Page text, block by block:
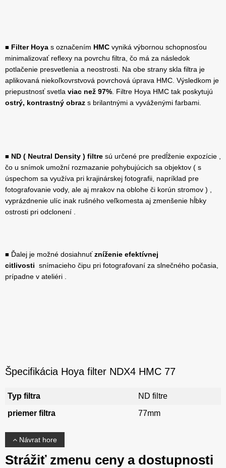
■ Filter Hoya s označením HMC vyniká výbornou schopnosťou
minimalizovať reflexy na povrchu filtra, čo má za následok
potlačenie presvetlenia a neostrosti. Na obe strany skla filtra je
aplikovaná niekoľkovrstvová povrchová úprava HMC. Výsledkom je
priepustnosť svetla viac než 97% . Filtre Hoya HMC tak poskytujú
ostrý, kontrastný obraz s brilantnými a vyváženými farbami.
■ ND ( Neutral Density ) filtre sú určené pre predĺženie expozície ,
čo u snímok umožní rozmazanie pohybujúcich sa objektov ( s
úspechom sa využíva pri krajinárskej fotografii, napríklad pre
fotografovanie vody, ale aj mrakov na oblohe či korún stromov ) ,
vyprázdnenie ulíc inak rušného veľkomesta aj zmenšenie hĺbky
ostrosti pri odclonení .
■ Ďalej je možné dosiahnuťzníženie efektívnej
citlivosti snímacieho čipu pri fotografovaní za slnečného počasia,
prípadne v ateliéri .
Špecifikácia Hoya filter NDX4 HMC 77
Typ filtra
ND filtre
priemer filtra
77mm
Návrat hore
Strážiť zmenu ceny a dostupnosti